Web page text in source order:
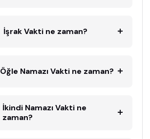
İşrak Vakti ne zaman?
Öğle Namazı Vakti ne zaman?
İkindi Namazı Vakti ne
zaman?